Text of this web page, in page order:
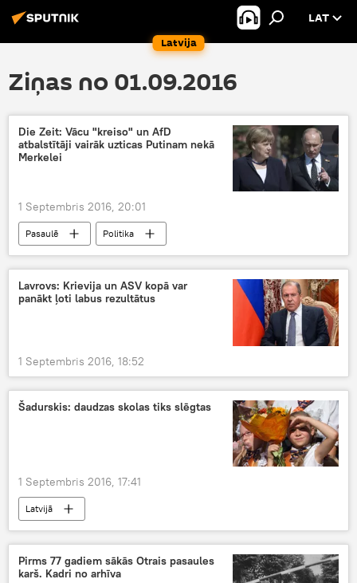
Latvija
LAT
Ziņas no 01.09.2016
Die Zeit: Vācu "kreiso" un AfD
atbalstītāji vairāk uzticas Putinam nekā
Merkelei
1 Septembris 2016, 20:01
Pasaulē Politika
Lavrovs: Krievija un ASV kopā var
panākt ļoti labus rezultātus
1 Septembris 2016, 18:52
Šadurskis: daudzas skolas tiks slēgtas
1 Septembris 2016, 17:41
Latvijā
Pirms 77 gadiem sākās Otrais pasaules
karš. Kadri no arhīva